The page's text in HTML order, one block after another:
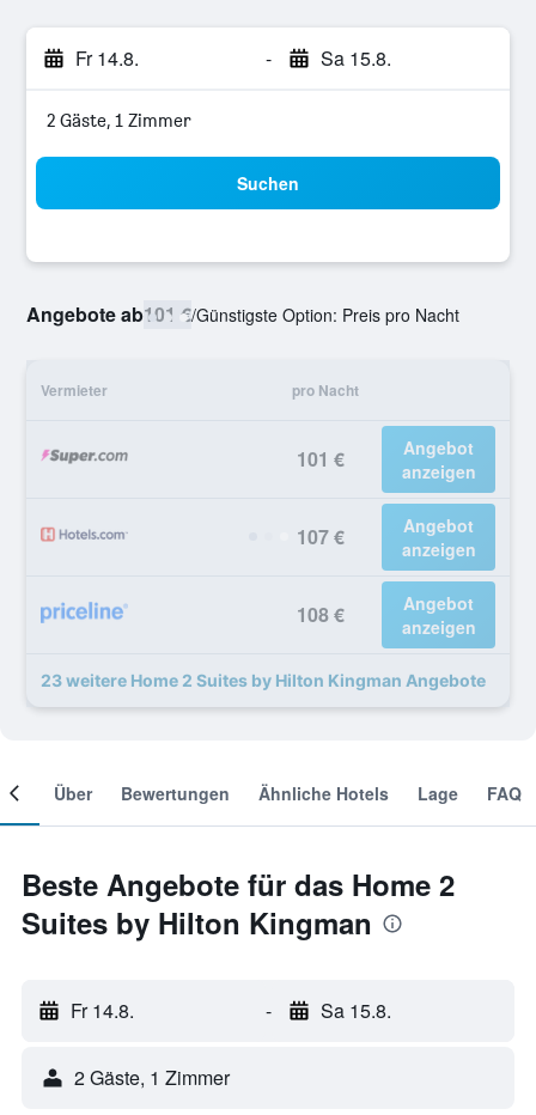
Fr 14.8. - Sa 15.8.
2 Gäste, 1 Zimmer
Suchen
Angebote ab101 €/Günstigste Option: Preis pro Nacht
Vermieter pro Nacht
101 €
Angebot
anzeigen
107 €
Angebot
anzeigen
108 €
Angebot
anzeigen
23 weitere Home 2 Suites by Hilton Kingman Angebote
Über Bewertungen Ähnliche Hotels Lage FAQ
Beste Angebote für das Home 2
Suites by Hilton Kingman
Fr 14.8. - Sa 15.8.
2 Gäste, 1 Zimmer